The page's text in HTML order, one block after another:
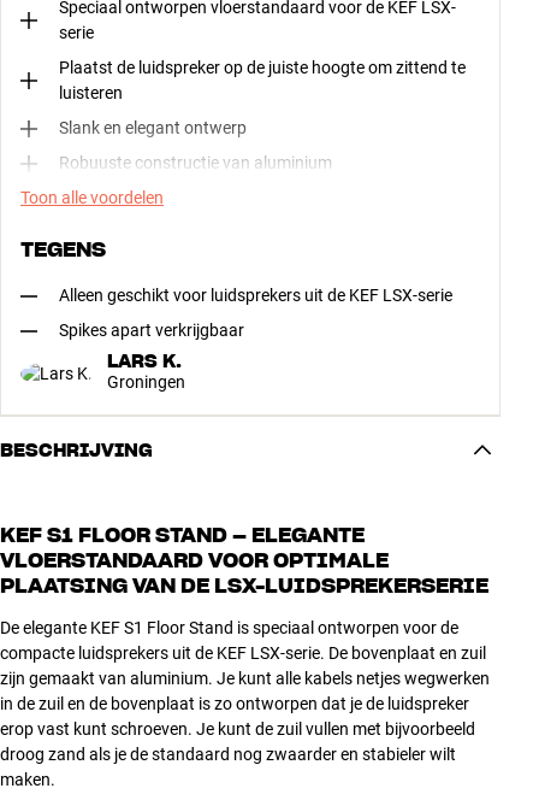
Speciaal ontworpen vloerstandaard voor de KEF LSX-
serie
Plaatst de luidspreker op de juiste hoogte om zittend te
luisteren
Slank en elegant ontwerp
Robuuste constructie van aluminium
Toon alle voordelen
TEGENS
Alleen geschikt voor luidsprekers uit de KEF LSX-serie
Spikes apart verkrijgbaar
LARS K.
Groningen
BESCHRIJVING
KEF S1 FLOOR STAND – ELEGANTE
VLOERSTANDAARD VOOR OPTIMALE
PLAATSING VAN DE LSX-LUIDSPREKERSERIE
De elegante KEF S1 Floor Stand is speciaal ontworpen voor de
compacte luidsprekers uit de KEF LSX-serie. De bovenplaat en zuil
zijn gemaakt van aluminium. Je kunt alle kabels netjes wegwerken
in de zuil en de bovenplaat is zo ontworpen dat je de luidspreker
erop vast kunt schroeven. Je kunt de zuil vullen met bijvoorbeeld
droog zand als je de standaard nog zwaarder en stabieler wilt
maken.